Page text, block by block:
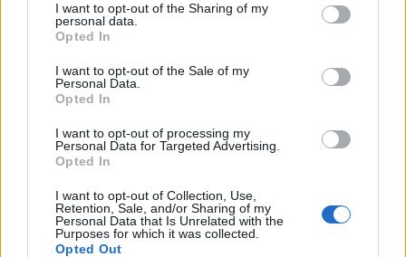
disclose it to other third parties.
Please note that this website/app uses one or more Google
services and may gather and store information including but
not limited to your visit or usage behaviour. You may click to
grant or deny consent to Google and its third-party tags to
consent section.
I want to opt-out of the Sharing of my
personal data.
Opted In
I want to opt-out of the Sale of my
Personal Data.
Opted In
I want to opt-out of processing my
Personal Data for Targeted Advertising.
Opted In
I want to opt-out of Collection, Use,
Retention, Sale, and/or Sharing of my
Personal Data that Is Unrelated with the
Purposes for which it was collected.
Opted Out